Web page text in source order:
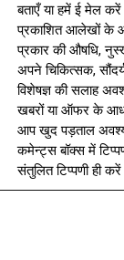
बताएँ या हमें ई मेल
प्रकाशित आलेखों के
प्रकार की औषधि,
अपने चिकित्सक,
विशेषज्ञ की सलाह
खबरों या ऑफर के
आप खुद पड़ताल
कमेन्ट्स बॉक्स में
संतुलित टिप्पणी ही